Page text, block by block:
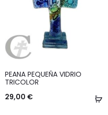
PEANA PEQUEÑA VIDRIO
TRICOLOR
29,00 €